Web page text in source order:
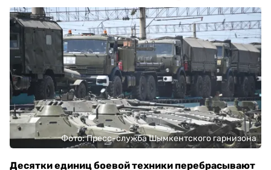
Фото: Пресс-служба Шымкентского гарнизона
Десятки единиц боевой техники перебрасывают